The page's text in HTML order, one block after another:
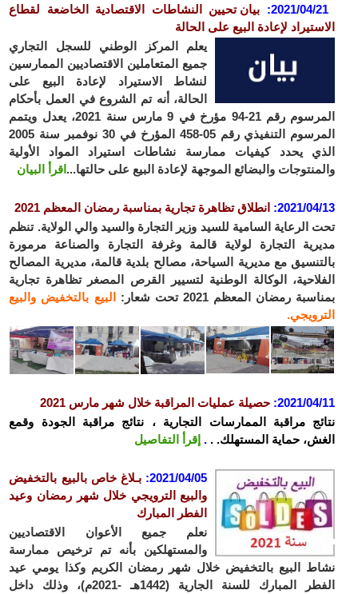
2021/04/
: بيان تحيين النشاطات الاقتصادية الخاضعة لقطاع
لإعادة البيع على الحالة
يعلم المركز الوطني للسجل التجاري
جميع المتعاملين الاقتصاديين الممارسين
لنشاط الاستيراد لإعادة البيع على
الحالة، أنه تم الشروع في العمل بأحكام
المرسوم رقم 21-94 مؤرخ في 9 مارس سنة 2021، يعدل ويتمم
المرسوم التنفيذي رقم 05-458 المؤرخ في 30 نوفمبر سنة 2005
يحدد كيفيات ممارسة نشاطات استيراد المواد الأولية
والبضائع الموجهة لإعادة البيع على حالتها...اقرأ البيان
2021/
:انطلاق تظاهرة تجارية بمناسبة رمضان المعظم 2021
الرعاية السامية للسيد وزير التجارة والسيد والي الولاية. تنظم
التجارة لولاية قالمة وغرفة التجارة والصناعة مرمورة
مع مديرية السياحة، مصالح بلدية قالمة، مديرية المصالح
الوكالة الوطنية لتسيير القرص المصغر تظاهرة تجارية
رمضان المعظم 2021 تحت شعار:
البيع بالتخفيض والبيع
2021/
: حصيلة عمليات المراقبة خلال شهر مارس 2021
مراقبة الممارسات التجارية ، نتائج مراقبة الجودة وقمع
حماية المستهلك. ..إقرأ التفاصيل
2021/04/05
: بـلاغ خاص بالبيع بالتخفيض
والبيع الترويجي خلال شهر رمضان وعيد
الفطر المبارك
نعلم جميع الأعوان الاقتصاديين
والمستهلكين بأنه تم ترخيص ممارسة
البيع بالتخفيض خلال شهر رمضان الكريم وكذا يومي عيد
الفطر المبارك للسنة الجارية (1442هـ -2021م)، وذلك داخل